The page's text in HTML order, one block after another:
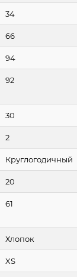
34
66
94
92
30
2
Круглогодичный
20
61
Хлопок
XS